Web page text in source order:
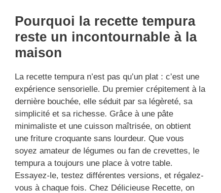
Pourquoi la recette tempura
reste un incontournable à la
maison
La recette tempura n’est pas qu’un plat : c’est une
expérience sensorielle. Du premier crépitement à la
dernière bouchée, elle séduit par sa légèreté, sa
simplicité et sa richesse. Grâce à une pâte
minimaliste et une cuisson maîtrisée, on obtient
une friture croquante sans lourdeur. Que vous
soyez amateur de légumes ou fan de crevettes, le
tempura a toujours une place à votre table.
Essayez-le, testez différentes versions, et régalez-
vous à chaque fois. Chez Délicieuse Recette, on